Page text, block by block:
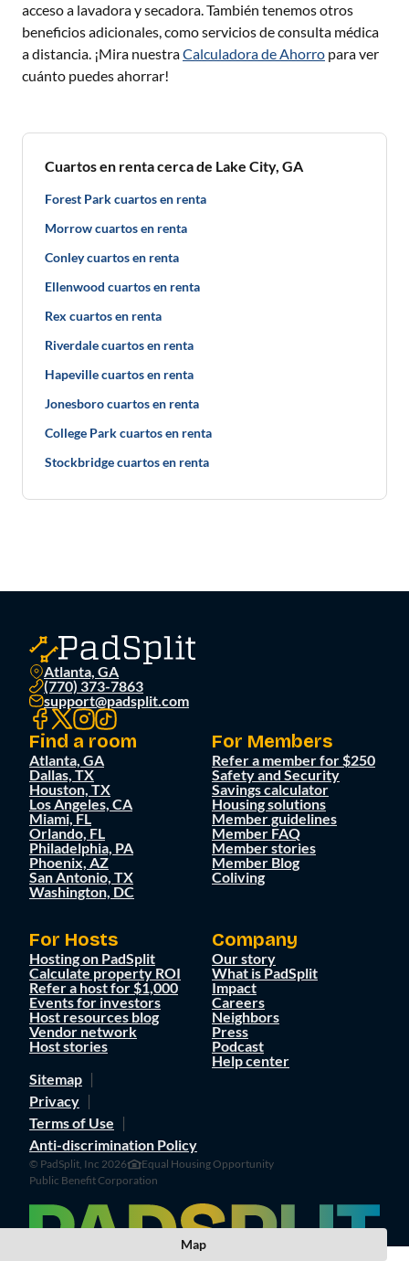
acceso a lavadora y secadora. También tenemos otros
beneficios adicionales, como servicios de consulta médica
a distancia. ¡Mira nuestraCalculadora de Ahorro para ver
cuánto puedes ahorrar!
Cuartos en renta cerca de Lake City, GA
Forest Park cuartos en renta
Morrow cuartos en renta
Conley cuartos en renta
Ellenwood cuartos en renta
Rex cuartos en renta
Riverdale cuartos en renta
Hapeville cuartos en renta
Jonesboro cuartos en renta
College Park cuartos en renta
Stockbridge cuartos en renta
Atlanta, GA
(770) 373-7863
support@padsplit.com
Find a room
Atlanta, GA
Dallas, TX
Houston, TX
Los Angeles, CA
Miami, FL
Orlando, FL
Philadelphia, PA
Phoenix, AZ
San Antonio, TX
Washington, DC
For Members
Refer a member for $250
Safety and Security
Savings calculator
Housing solutions
Member guidelines
Member FAQ
Member stories
Member Blog
Coliving
For Hosts
Hosting on PadSplit
Calculate property ROI
Refer a host for $1,000
Events for investors
Host resources blog
Vendor network
Host stories
Company
Our story
What is PadSplit
Impact
Careers
Neighbors
Press
Podcast
Help center
Sitemap
Privacy
Terms of Use
Anti-discrimination Policy
© PadSplit, Inc 2026
Equal Housing Opportunity
Public Benefit Corporation
Map